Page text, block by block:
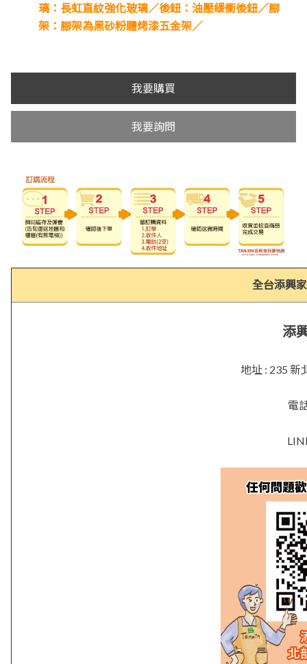
璃：長虹直紋強化玻璃／後鈕：油壓緩衝後鈕／腳
架：腳架為黑砂粉體烤漆五金架／
我要購買
我要詢問
全台添興
添
地址 : 235 新
電